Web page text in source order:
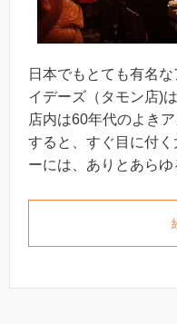
日本でもとても有名
イデーズ（タモン店)
店内は60年代のよき
すると、すぐ目に付
ーには、ありとあらゆ